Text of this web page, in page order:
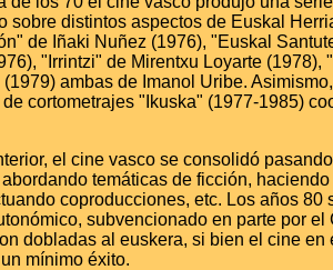
sobre distintos aspectos de Euskal
de Iñaki Nuñez (1976), "Euskal
"Irrintzi" de Mirentxu Loyarte (1978),
ambas de Imanol Uribe.
cortometrajes "Ikuska" (1977-1985)
el cine vasco se consolidó
temáticas de ficción,
coproducciones, etc. Los años 80
subvencionado en parte por el
dobladas al euskera, si bien el cine en
mínimo éxito.